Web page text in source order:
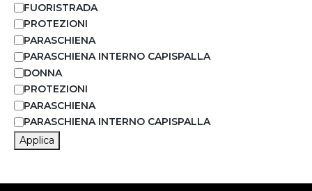
FUORISTRADA
PROTEZIONI
PARASCHIENA
PARASCHIENA INTERNO CAPISPALLA
DONNA
PROTEZIONI
PARASCHIENA
PARASCHIENA INTERNO CAPISPALLA
Applica